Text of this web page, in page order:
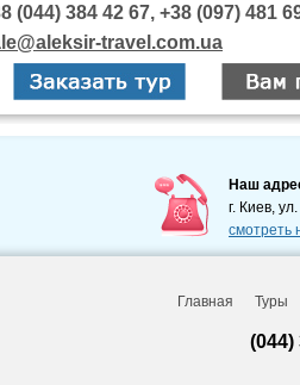
(044) 384 42 67, +38 (097) 481
travel.com.ua
Наш
г. Киев,
смотреть
Главная Туры
(044)